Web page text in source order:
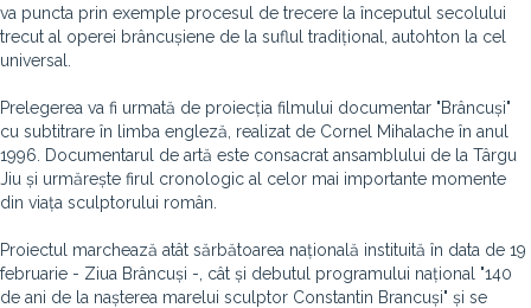
va puncta prin exemple procesul de trecere la începutul secolului
trecut al operei brâncușiene de la suflul tradițional, autohton la cel
universal.
Prelegerea va fi urmată de proiecția filmului documentar "Brâncuși"
cu subtitrare în limba engleză, realizat de Cornel Mihalache în anul
1996. Documentarul de artă este consacrat ansamblului de la Târgu
Jiu și urmărește firul cronologic al celor mai importante momente
din viața sculptorului român.
Proiectul marchează atât sărbătoarea națională instituită în data de 19
februarie - Ziua Brâncuși -, cât și debutul programului național "140
de ani de la nașterea marelui sculptor Constantin Brancuși" și se